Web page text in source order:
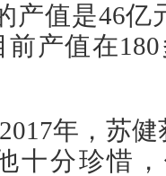
产值是46
产值在
年，苏健
十分珍惜